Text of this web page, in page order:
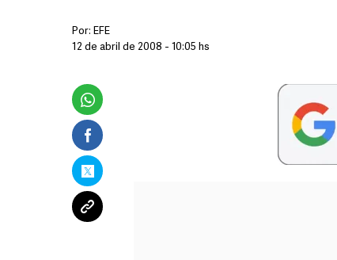
Por: EFE
12 de abril de 2008 - 10:05 hs